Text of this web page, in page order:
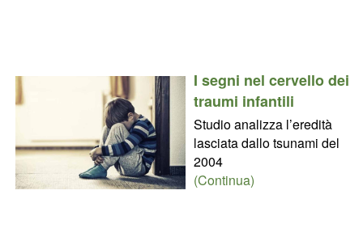
I segni nel cervello dei
traumi infantili
Studio analizza l’eredità
lasciata dallo tsunami del
2004
(Continua)